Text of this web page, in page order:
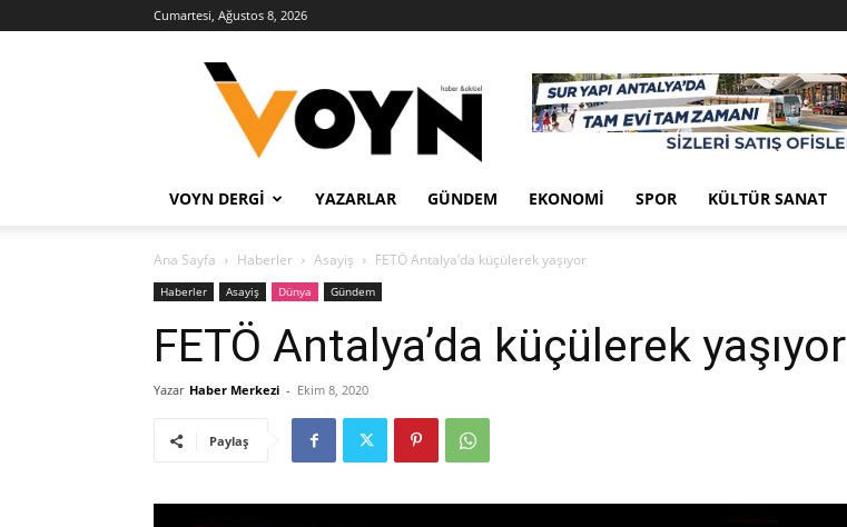
Cumartesi, Ağustos 8, 2026
Haber
VOYN DERGI YAZARLAR GÜNDEM EKONOMI SPOR KÜLTÜR SANAT
Ana Sayfa Haberler Asayiş FETÖ Antalya’da küçülerek yaşıyor
Haberler Asayiş Dünya Gündem
FETÖ Antalya’da küçülerek yaşıyor
Yazar Haber Merkezi - Ekim 8, 2020
Paylaş